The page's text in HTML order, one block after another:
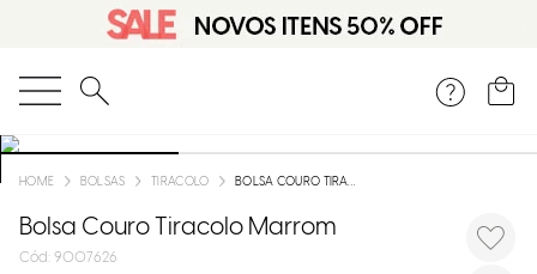
O que você está procurando?
BOLSAS TIRACOLO BOLSA COURO TIRACOLO MARROM
Bolsa Couro Tiracolo Marrom
: 9007626